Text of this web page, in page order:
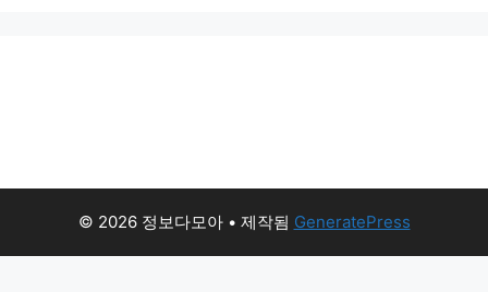
© 2026 정보다모아• 제작됨 GeneratePress